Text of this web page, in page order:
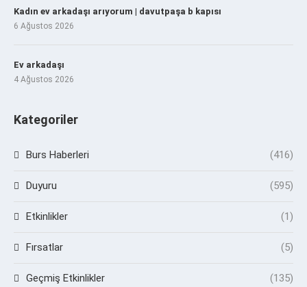
Kadın ev arkadaşı arıyorum | davutpaşa b kapısı
6 Ağustos 2026
Ev arkadaşı
4 Ağustos 2026
Kategoriler
Burs Haberleri (416)
Duyuru (595)
Etkinlikler (1)
Fırsatlar (5)
Geçmiş Etkinlikler (135)